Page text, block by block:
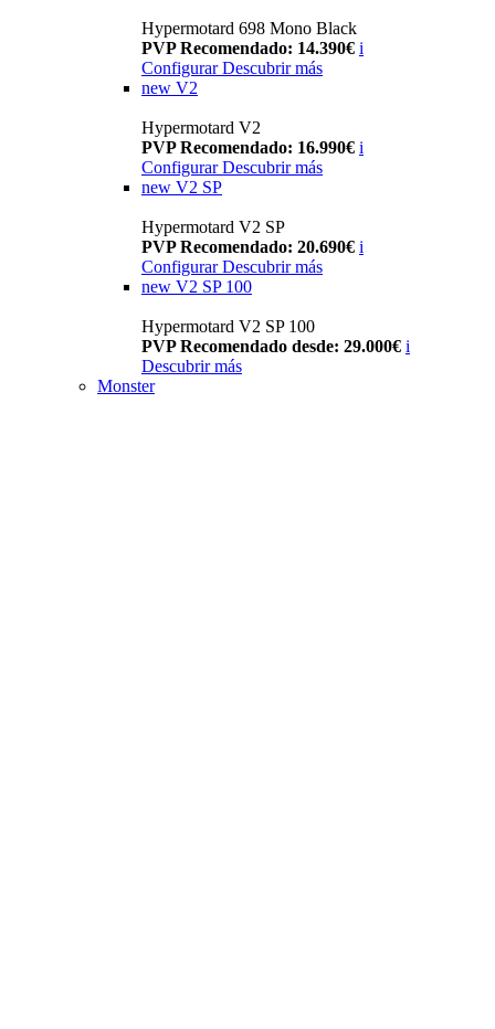
Hypermotard 698 Mono Black
PVP Recomendado: 14.390€ i
Configurar Descubrir más
new V2
Hypermotard V2
PVP Recomendado: 16.990€ i
Configurar Descubrir más
new V2 SP
Hypermotard V2 SP
PVP Recomendado: 20.690€ i
Configurar Descubrir más
new V2 SP 100
Hypermotard V2 SP 100
PVP Recomendado desde: 29.000€ i
Descubrir más
Monster